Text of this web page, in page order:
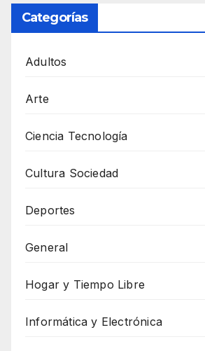
Categorías
Adultos
Arte
Ciencia Tecnología
Cultura Sociedad
Deportes
General
Hogar y Tiempo Libre
Informática y Electrónica